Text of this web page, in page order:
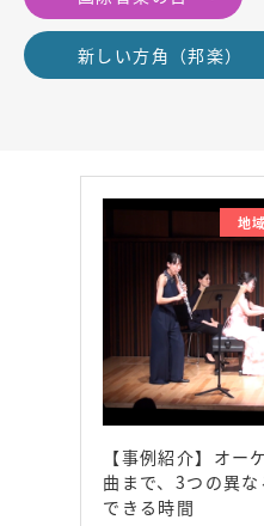
新しい方角（邦楽）
地
【事例紹介】オー
曲まで、3つの異
できる時間